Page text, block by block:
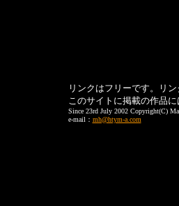
リンクはフリーです。リ
このサイトに掲載の作品
Since 23rd July 2002 Copyright(C)
e-mail： mh@htym-a.com